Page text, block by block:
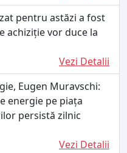
pentru astăzi a fost
achiziție vor duce la
Vezi Detalii
Eugen Muravschi:
energie pe piața
persistă zilnic
Vezi Detalii